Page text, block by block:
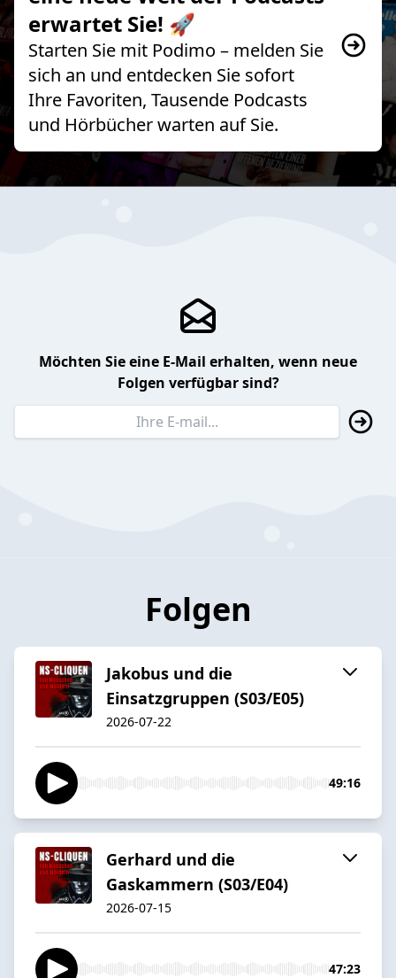
erwartet Sie! 🚀
Starten Sie mit Podimo – melden Sie
sich an und entdecken Sie sofort
Ihre Favoriten, Tausende Podcasts
und Hörbücher warten auf Sie.
Möchten Sie eine E-Mail erhalten, wenn neue
Folgen verfügbar sind?
Folgen
Jakobus und die
Einsatzgruppen (S03/E05)
2026-07-22
49:16
Gerhard und die
Gaskammern (S03/E04)
2026-07-15
47:23